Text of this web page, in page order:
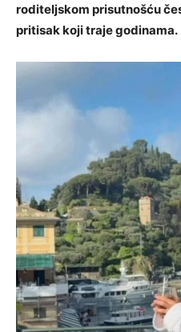
roditeljskom prisutnošću
pritisak koji traje godinama.